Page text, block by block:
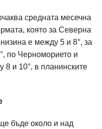
средната месечна
която за Северна
е между 5 и 8°, за
по Черноморието и
и 10°, в планинските
бъде около и над